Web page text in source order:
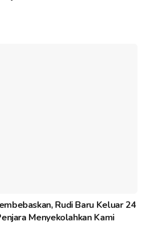
Rudi Baru Keluar 24
Menyekolahkan Kami